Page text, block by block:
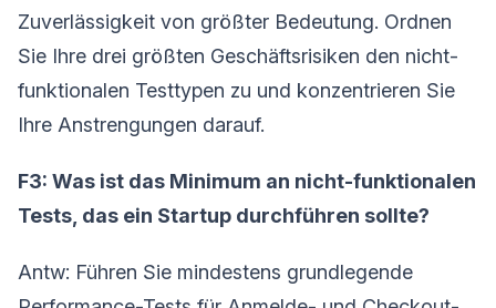
Zuverlässigkeit von größter Bedeutung. Ordnen
Sie Ihre drei größten Geschäftsrisiken den nicht-
funktionalen Testtypen zu und konzentrieren Sie
Ihre Anstrengungen darauf.
F3: Was ist das Minimum an nicht-funktionalen
Tests, das ein Startup durchführen sollte?
Antw: Führen Sie mindestens grundlegende